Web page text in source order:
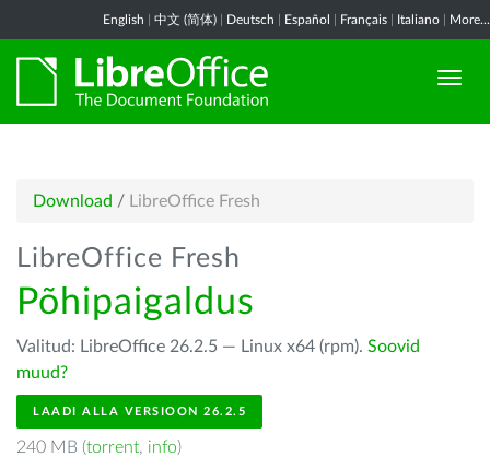
English 中文 (简体) Deutsch Español Français Italiano More...
Download / LibreOffice Fresh
LibreOffice Fresh
Põhipaigaldus
Valitud: LibreOffice 26.2.5 — Linux x64 (rpm). Soovid
muud?
LAADI ALLA VERSIOON 26.2.5
240 MB (torrent, info)